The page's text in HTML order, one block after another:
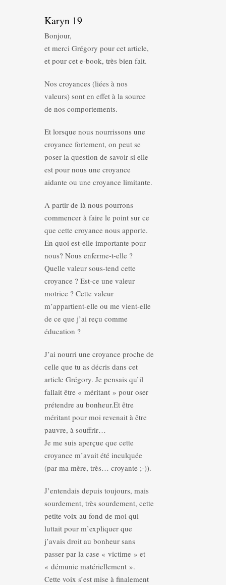
Karyn 19
Bonjour,
et merci Grégory pour cet article,
et pour cet e-book, très bien fait.
Nos croyances (liées à nos
valeurs) sont en effet à la source
de nos comportements.
Et lorsque nous nourrissons une
croyance fortement, on peut se
poser la question de savoir si elle
est pour nous une croyance
aidante ou une croyance limitante.
A partir de là nous pourrons
commencer à faire le point sur ce
que cette croyance nous apporte.
En quoi est-elle importante pour
nous? Nous enferme-t-elle ?
Quelle valeur sous-tend cette
croyance ? Est-ce une valeur
motrice ? Cette valeur
m’appartient-elle ou me vient-elle
de ce que j’ai reçu comme
éducation ?
J’ai nourri une croyance proche de
celle que tu as décris dans cet
article Grégory. Je pensais qu’il
fallait être « méritant » pour oser
prétendre au bonheur.Et être
méritant pour moi revenait à être
pauvre, à souffrir…
Je me suis aperçue que cette
croyance m’avait été inculquée
(par ma mère, très… croyante ;-)).
J’entendais depuis toujours, mais
sourdement, très sourdement, cette
petite voix au fond de moi qui
luttait pour m’expliquer que
j’avais droit au bonheur sans
passer par la case « victime » et
« démunie matériellement ».
Cette voix s’est mise à finalement